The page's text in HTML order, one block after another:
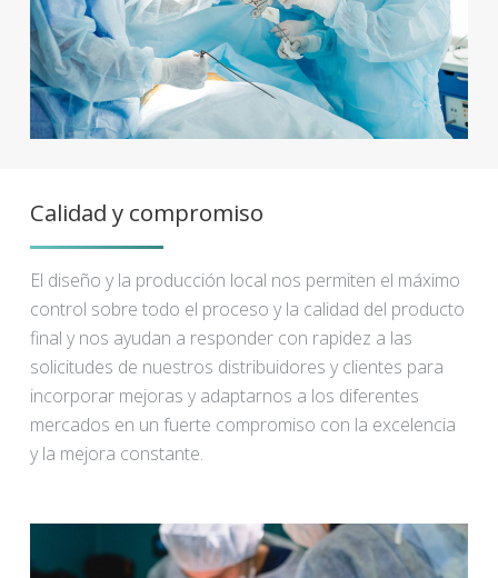
Calidad y compromiso
El diseño y la producción local nos permiten el máximo
control sobre todo el proceso y la calidad del producto
final y nos ayudan a responder con rapidez a las
solicitudes de nuestros distribuidores y clientes para
incorporar mejoras y adaptarnos a los diferentes
mercados en un fuerte compromiso con la excelencia
y la mejora constante.